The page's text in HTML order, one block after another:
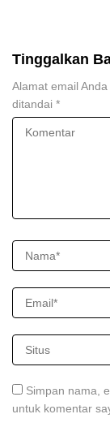
Tinggalkan
Alamat email
ditandai *
Simpan nama,
untuk komentar